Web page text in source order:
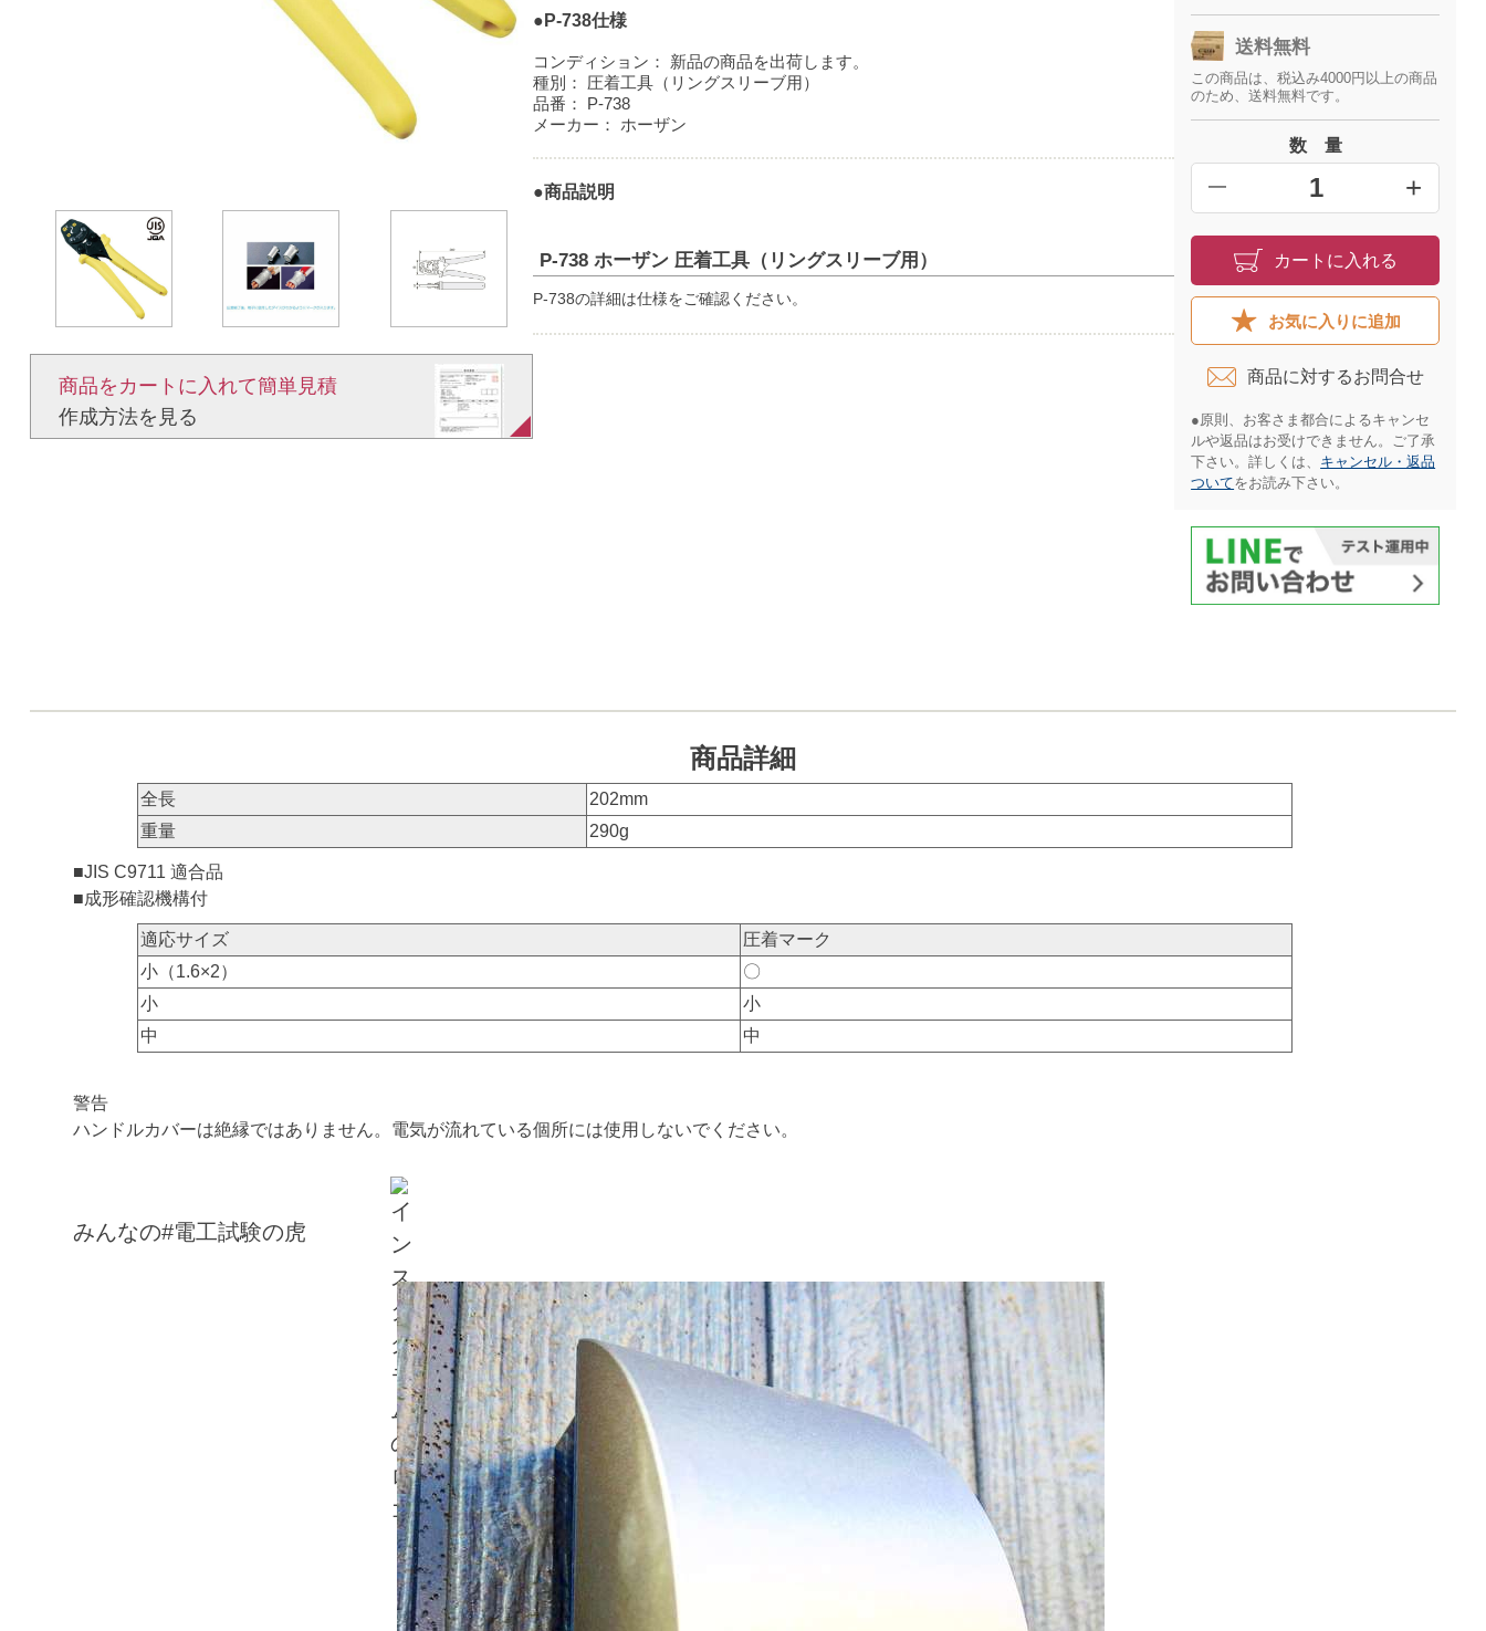
商品をカートに入れて簡単見積​
作成方法を見る​​
●P-738仕様
コンディション：
新品の商品を出荷します。
種別：
圧着工具（リングスリーブ用）
品番：
P-738
メーカー：
ホーザン
●商品説明
P-738 ホーザン 圧着工具（リングスリーブ用）
P-738の詳細は仕様をご確認ください。
送料無料
この商品は、税込み4000円以上の商品
のため、送料無料です。
数 量
━ +
カートに入れる
お気に入りに追加
商品に対するお問合せ​
●原則、お客さま都合によるキャンセ
ルや返品はお受けできません。ご了承
下さい。詳しくは、 キャンセル・返品
ついてをお読み下さい。​
商品詳細
全長
202mm
重量
290g
■JIS C9711 適合品
■成形確認機構付
適応サイズ
圧着マーク
小（1.6×2）
〇
小
小
中
中
警告
ハンドルカバーは絶縁ではありません。電気が流れている個所には使用しないでください。
みんなの#電工試験の虎